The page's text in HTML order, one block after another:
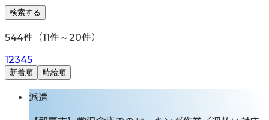
検索する
544件（11件～20件）
12345
新着順 時給順
派遣